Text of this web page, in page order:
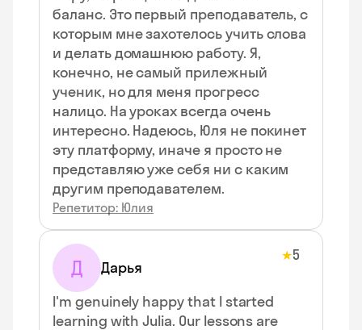
баланс. Это первый преподаватель, с
которым мне захотелось учить слова
и делать домашнюю работу. Я,
конечно, не самый прилежный
ученик, но для меня прогресс
налицо. На уроках всегда очень
интересно. Надеюсь, Юля не покинет
эту платформу, иначе я просто не
представляю уже себя ни с каким
другим преподавателем.
Репетитор: Юлия
Д Дарья
★5
I'm genuinely happy that I started
learning with Julia. Our lessons are